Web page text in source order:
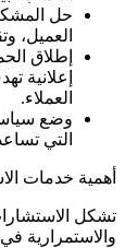
حل
العميل،
إطلاق
إعلانية
العملاء.
وضع
التي
أهمية خدمات
تشكل
والاستمرارية